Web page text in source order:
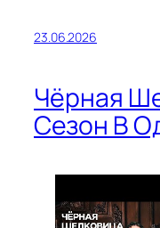
23.06.2026
Чёрная
Сезон В